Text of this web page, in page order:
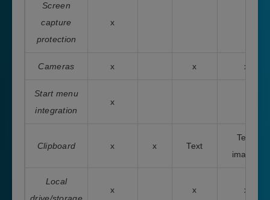
Screen
capture
protection
x
Cameras x x x
Start menu
integration
x
Clipboard x x Text
Text,
images
Local
x x x